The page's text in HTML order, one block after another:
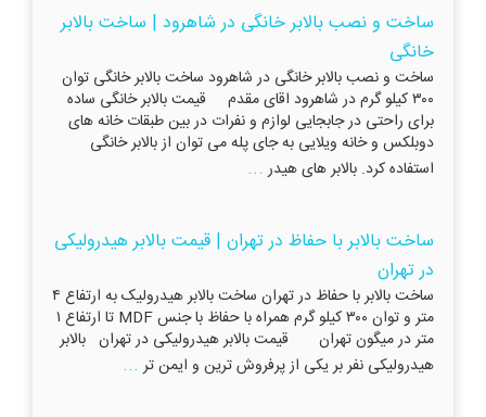
ساخت و نصب بالابر خانگی در شاهرود | ساخت بالابر
خانگی
ساخت و نصب بالابر خانگی در شاهرود ساخت بالابر خانگی توان
۳۰۰ کیلو گرم در شاهرود اقای مقدم قیمت بالابر خانگی ساده
برای راحتی در جابجایی لوازم و نفرات در بین طبقات خانه های
دوبلکس و خانه ویلایی به جای پله می توان از بالابر خانگی
استفاده کرد. بالابر های هیدر ...
ساخت بالابر با حفاظ در تهران | قیمت بالابر هیدرولیکی
در تهران
ساخت بالابر با حفاظ در تهران ساخت بالابر هیدرولیک به ارتفاع ۴
متر و توان ۳۰۰ کیلو گرم همراه با حفاظ با جنس MDF تا ارتفاع ۱
متر در میگون تهران قیمت بالابر هیدرولیکی در تهران بالابر
هیدرولیکی نفر بر یکی از پرفروش‌ ترین و ایمن تر ...